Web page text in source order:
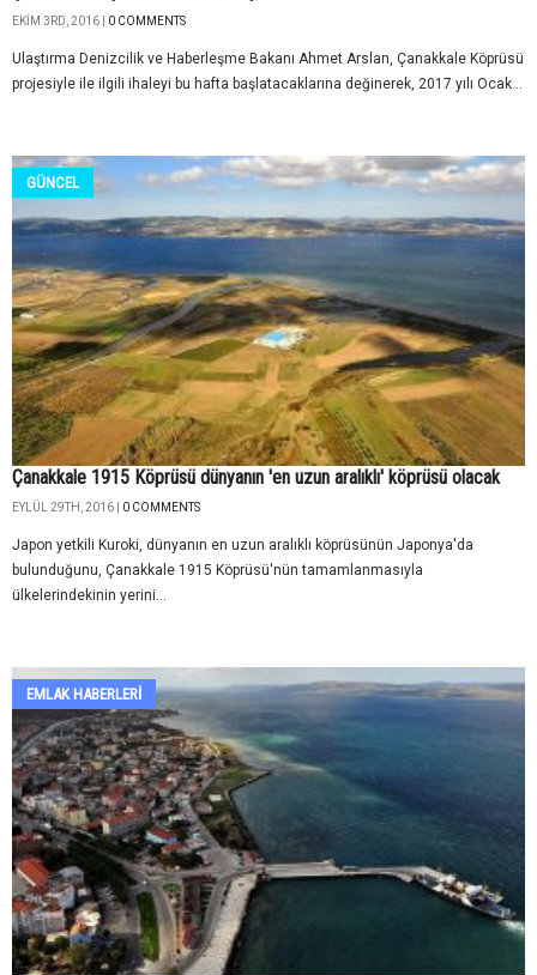
EKIM 3RD, 2016 | 0 COMMENTS
Ulaştırma Denizcilik ve Haberleşme Bakanı Ahmet Arslan, Çanakkale Köprüsü
projesiyle ile ilgili ihaleyi bu hafta başlatacaklarına değinerek, 2017 yılı Ocak...
GÜNCEL
Çanakkale 1915 Köprüsü dünyanın 'en uzun aralıklı' köprüsü olacak
EYLÜL 29TH, 2016 | 0 COMMENTS
Japon yetkili Kuroki, dünyanın en uzun aralıklı köprüsünün Japonya'da
bulunduğunu, Çanakkale 1915 Köprüsü'nün tamamlanmasıyla
ülkelerindekinin yerini...
EMLAK HABERLERI